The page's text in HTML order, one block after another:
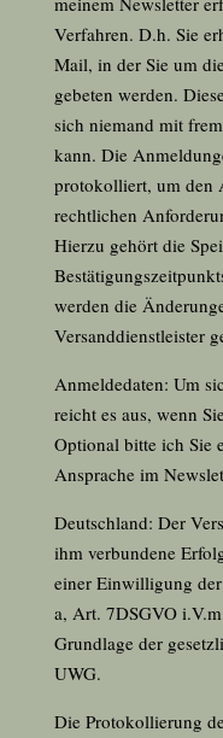
Verfahren. D.h. Sie
Mail, in der Sie um
gebeten werden.
sich niemand mit
kann. Die
protokolliert, um den
rechtlichen
Hierzu gehört die
werden die
Versanddienstleister
Anmeldedaten: Um
reicht es aus, wenn
Optional bitte ich Sie
Ansprache im
Deutschland: Der
ihm verbundene
einer Einwilligung
a, Art. 7DSGVO
Grundlage der
UWG.
Die Protokollierung